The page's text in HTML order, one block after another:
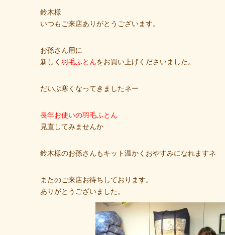
鈴木様
いつもご来店ありがとうございます。
お孫さん用に
新しく 羽毛ふとんをお買い上げくださいました。
だいぶ寒くなってきましたネー
長年お使いの羽毛ふとん
見直してみませんか
鈴木様のお孫さんもキット温かくおやすみになれますネ
またのご来店お待ちしております。
ありがとうございました。